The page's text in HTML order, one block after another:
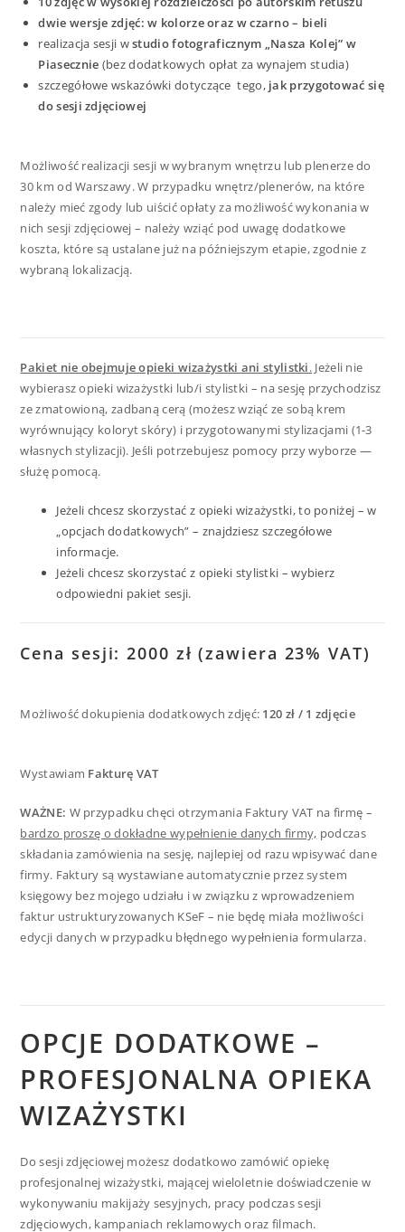
dwie wersje zdjęć: w kolorze oraz w czarno – bieli
realizacja sesji wstudio fotograficznym „Nasza Kolej” w
Piasecznie (bez dodatkowych opłat za wynajem studia)
szczegółowe wskazówki dotyczące tego, jak przygotować się
do sesji zdjęciowej
Możliwość realizacji sesji w wybranym wnętrzu lub plenerze do
30 km od Warszawy. W przypadku wnętrz/plenerów, na które
należy mieć zgody lub uiścić opłaty za możliwość wykonania w
nich sesji zdjęciowej – należy wziąć pod uwagę dodatkowe
koszta, które są ustalane już na późniejszym etapie, zgodnie z
wybraną lokalizacją.
Pakiet nie obejmuje opieki wizażystki ani stylistki. Jeżeli nie
wybierasz opieki wizażystki lub/i stylistki – na sesję przychodzisz
ze zmatowioną, zadbaną cerą (możesz wziąć ze sobą krem
wyrównujący koloryt skóry) i przygotowanymi stylizacjami (1-3
własnych stylizacji). Jeśli potrzebujesz pomocy przy wyborze —
służę pomocą.
Jeżeli chcesz skorzystać z opieki wizażystki, to poniżej – w
„opcjach dodatkowych” – znajdziesz szczegółowe
informacje.
Jeżeli chcesz skorzystać z opieki stylistki – wybierz
odpowiedni pakiet sesji.
Cena sesji: 2000 zł (zawiera 23% VAT)
Możliwość dokupienia dodatkowych zdjęć: 120 zł / 1 zdjęcie
Wystawiam Fakturę VAT
WAŻNE: W przypadku chęci otrzymania Faktury VAT na firmę –
bardzo proszę o dokładne wypełnienie danych firmy, podczas
składania zamówienia na sesję, najlepiej od razu wpisywać dane
firmy. Faktury są wystawiane automatycznie przez system
księgowy bez mojego udziału i w związku z wprowadzeniem
faktur ustrukturyzowanych KSeF – nie będę miała możliwości
edycji danych w przypadku błędnego wypełnienia formularza.
OPCJE DODATKOWE –
PROFESJONALNA OPIEKA
WIZAŻYSTKI
Do sesji zdjęciowej możesz dodatkowo zamówić opiekę
profesjonalnej wizażystki, mającej wieloletnie doświadczenie w
wykonywaniu makijaży sesyjnych, pracy podczas sesji
zdjęciowych, kampaniach reklamowych oraz filmach.